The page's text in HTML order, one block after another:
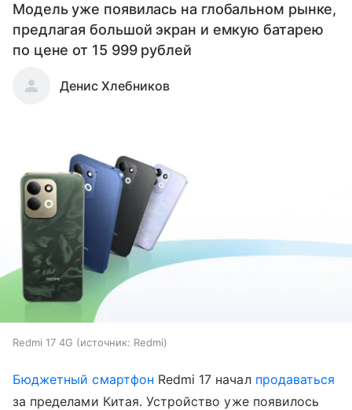
Модель уже появилась на глобальном рынке,
предлагая большой экран и емкую батарею
по цене от 15 999 рублей
Денис Хлебников
Redmi 17 4G источник: Redmi
Бюджетный смартфон Redmi 17 начал продаваться
за пределами Китая. Устройство уже появилось